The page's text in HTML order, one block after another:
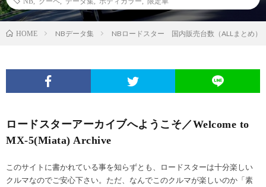
HOME NBデータ集 NBロードスター 国内販売台数（ALLまとめ）
ロードスターアーカイブへようこそ／Welcome to
MX-5(Miata) Archive
このサイトに書かれている事を知らずとも、ロードスターは十分楽しい
クルマなのでご安心下さい。ただ、なんでこのクルマが楽しいのか「素